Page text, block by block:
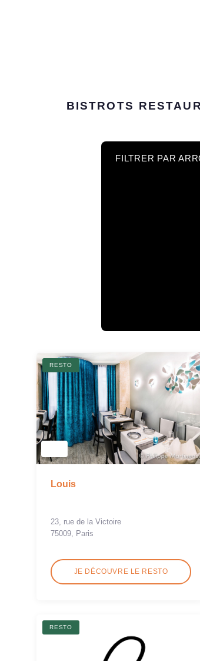
BISTROTS
FILTRER PAR
RESTO
Louis
23, rue de la Victoire
75009, Paris
JE DÉCOUVRE LE RESTO
RESTO